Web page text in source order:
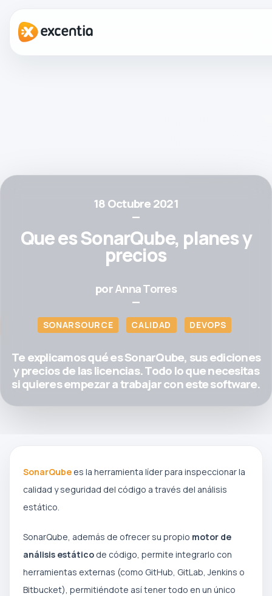
18 Octubre 2021
—
Que es SonarQube, planes y
precios
porAnna Torres
—
SONARSOURCE CALIDAD DEVOPS
Te explicamos qué es SonarQube, sus ediciones
y precios de las licencias. Todo lo que necesitas
si quieres empezar a trabajar con este software.
SonarQube es la herramienta líder para inspeccionar la
calidad y seguridad del código a través del análisis
estático.
SonarQube, además de ofrecer su propio motor de
análisis estático de código, permite integrarlo con
herramientas externas (como GitHub, GitLab, Jenkins o
Bitbucket), permitiéndote así tener todo en un único